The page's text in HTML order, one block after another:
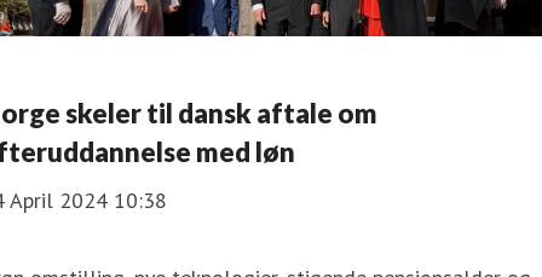
skeler til dansk aftale om
med løn
April 2024 10:38